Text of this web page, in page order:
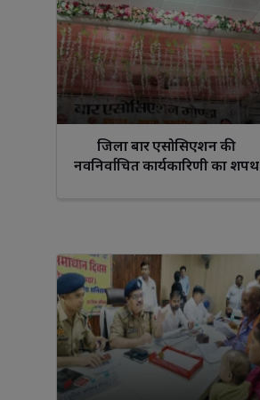
जिला बार एसोसिएशन की
नवनिर्वाचित कार्यकारिणी का शपथ